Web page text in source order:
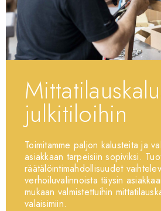
julkitiloihin
Toimitamme paljon kalusteita ja
asiakkaan tarpeisiin sopiviksi.
räätälöintimahdollisuudet
verhoiluvalinnoista täysin
mukaan valmistettuihin
valaisimiin.